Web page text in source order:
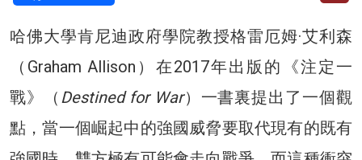
哈佛大學肯尼迪政府學院教授格雷厄姆·艾利森
（Graham Allison）在2017年出版的《注定一
戰》（ Destined for War）一書裏提出了一個觀
點，當一個崛起中的強國威脅要取代現有的既有